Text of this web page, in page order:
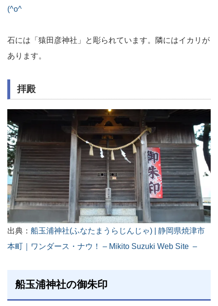
(^o^ゞ
石には「猿田彦神社」と彫られています。隣にはイカリが
あります。
拝殿
出典： 船玉浦神社(ふなたまうらじんじゃ) | 静岡県焼津市
本町｜ワンダース・ナウ！ – Mikito Suzuki Web Site –
船玉浦神社の御朱印